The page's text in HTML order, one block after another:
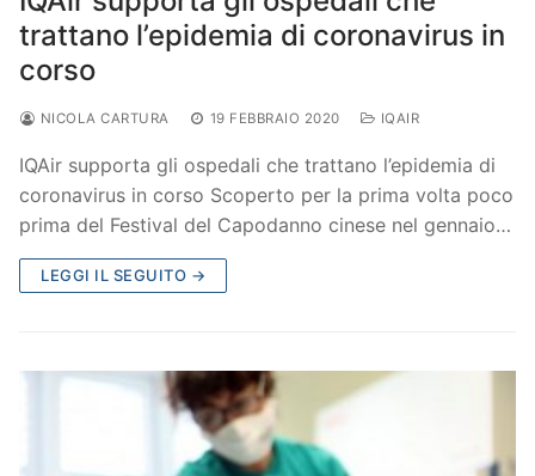
trattano l’epidemia di coronavirus in
corso
NICOLA CARTURA 19 FEBBRAIO 2020 IQAIR
IQAir supporta gli ospedali che trattano l’epidemia di
coronavirus in corso Scoperto per la prima volta poco
prima del Festival del Capodanno cinese nel gennaio…
LEGGI IL SEGUITO →